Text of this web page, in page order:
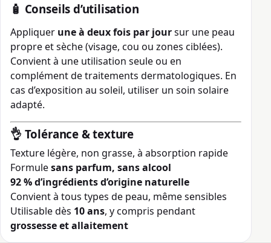
🧴 Conseils d’utilisation
Appliquer une à deux fois par joursur une peau
propre et sèche (visage, cou ou zones ciblées).
Convient à une utilisation seule ou en
complément de traitements dermatologiques. En
cas d’exposition au soleil, utiliser un soin solaire
adapté.
👌 Tolérance & texture
Texture légère, non grasse, à absorption rapide
Formulesans parfum, sans alcool
92 % d’ingrédients d’origine naturelle
Convient à tous types de peau, même sensibles
Utilisable dès 10 ans, y compris pendant
grossesse et allaitement